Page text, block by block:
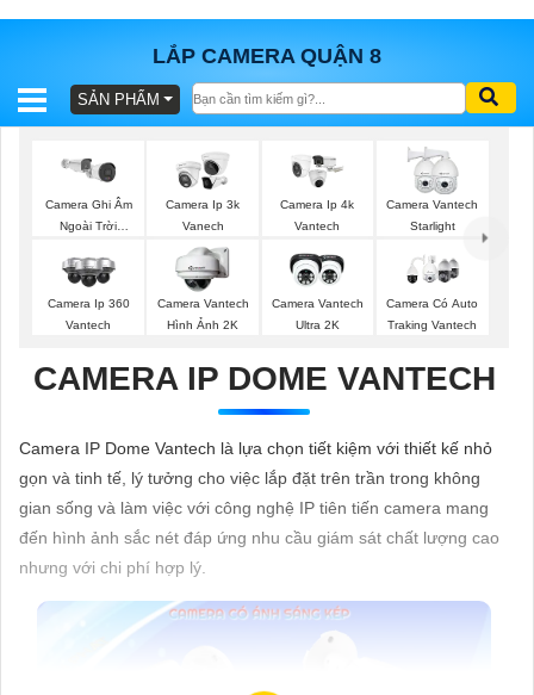
LẮP CAMERA QUẬN 8
BÁO
TRỌN
GÓI
SẢN
TƯ
VẤN
LẮP
ĐẶT
SẢN PHẨM
Camera Ghi Âm
Ngoài Trời
Camera Ip 3k
Vanech
Camera Ip 4k
Vantech
Camera Vantech
Starlight
Camera Ip 360
Vantech
Camera Vantech
Hình Ảnh 2K
Camera Vantech
Ultra 2K
Camera Có Auto
Traking Vantech
CAMERA IP DOME VANTECH
Camera IP Dome Vantech là lựa chọn tiết kiệm với thiết kế nhỏ
gọn và tinh tế, lý tưởng cho việc lắp đặt trên trần trong không
gian sống và làm việc với công nghệ IP tiên tiến camera mang
đến hình ảnh sắc nét đáp ứng nhu cầu giám sát chất lượng cao
nhưng với chi phí hợp lý.